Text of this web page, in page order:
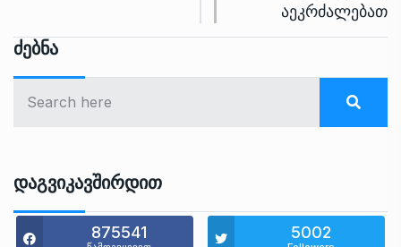
აეკრძალებათ
Ძებნა
Დაგვიკავშირდით
875541 5002